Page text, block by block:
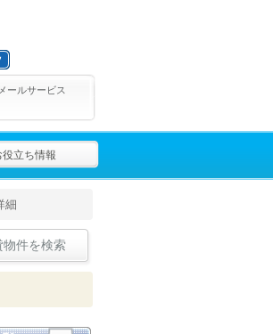
メールサービス
役立ち情報
細
物件を検索